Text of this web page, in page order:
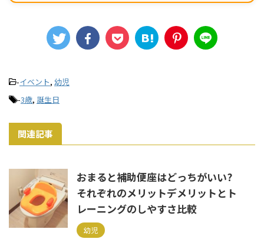
-イベント, 幼児
-3歳, 誕生日
関連記事
おまると補助便座はどっちがいい?
それぞれのメリットデメリットとト
レーニングのしやすさ比較
幼児